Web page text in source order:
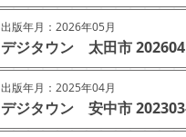
出版年月：2026年05月
デジタウン 太田市 202604
出版年月：2025年04月
デジタウン 安中市